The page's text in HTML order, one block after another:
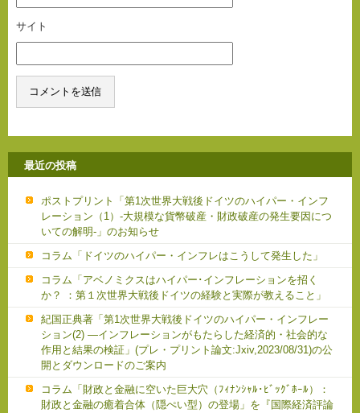
サイト
最近の投稿
ポストプリント「第1次世界大戦後ドイツのハイパー・インフ
レーション（1）-大規模な貨幣破産・財政破産の発生要因につ
いての解明-」のお知らせ
コラム「ドイツのハイパー・インフレはこうして発生した」
コラム「アベノミクスはハイパー･インフレーションを招く
か？ ：第１次世界大戦後ドイツの経験と実際が教えること」
紀国正典著「第1次世界大戦後ドイツのハイパー・インフレー
ション(2) ―インフレーションがもたらした経済的・社会的な
作用と結果の検証」(プレ・プリント論文:Jxiv,2023/08/31)の公
開とダウンロードのご案内
コラム「財政と金融に空いた巨大穴（ﾌｨﾅﾝｼｬﾙ･ﾋﾞｯｸﾞﾎｰﾙ）：
財政と金融の癒着合体（隠ぺい型）の登場」を『国際経済評論